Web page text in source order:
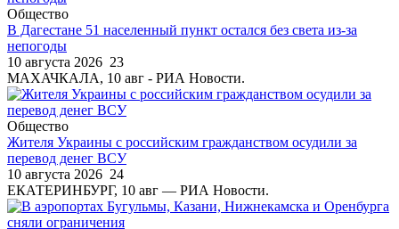
Общество
В Дагестане 51 населенный пункт остался без света из-за
непогоды
10 августа 2026 23
МАХАЧКАЛА, 10 авг - РИА Новости.
Общество
Жителя Украины с российским гражданством осудили за
перевод денег ВСУ
10 августа 2026 24
ЕКАТЕРИНБУРГ, 10 авг — РИА Новости.